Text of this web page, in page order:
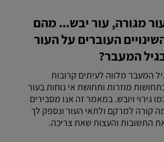
מגורה, עור יבש... מהם
העוברים על העור
המעבר?
המעבר מלווה לעיתים קרובות
מוזרות ותחושת אי נוחות בעור
גירוי ויובש. במאמר זה אנו מסבירים
קורה למרקם ולתאי העור ונספק לך
התשובות והעצות שאת צריכה.